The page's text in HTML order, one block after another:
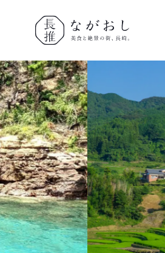
ながおし
美食と絶景
の街、長
崎。